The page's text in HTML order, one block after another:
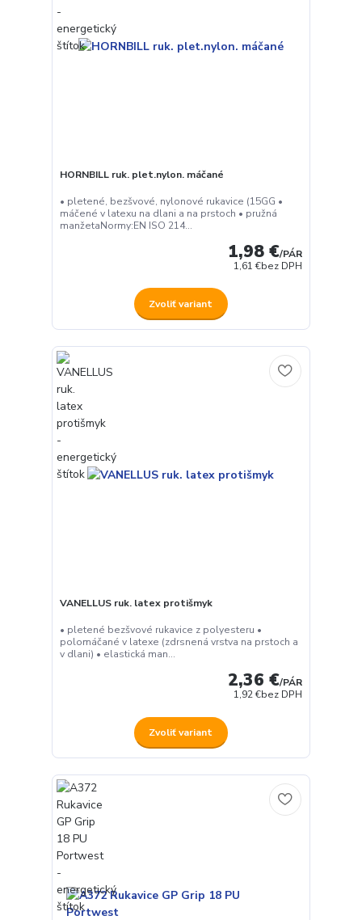
HORNBILL ruk. plet.nylon. máčané
• pletené, bezšvové, nylonové rukavice (15GG •
máčené v latexu na dlani a na prstoch • pružná
manžetaNormy:EN ISO 214...
1,98 €/PÁR
1,61 €bez DPH
Zvoliť variant
VANELLUS ruk. latex protišmyk
• pletené bezšvové rukavice z polyesteru •
polomáčané v latexe (zdrsnená vrstva na prstoch a
v dlani) • elastická man...
2,36 €/PÁR
1,92 €bez DPH
Zvoliť variant